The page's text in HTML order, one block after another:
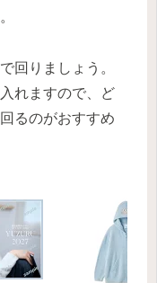
回りましょう。
れますので、ど
るのがおすすめ